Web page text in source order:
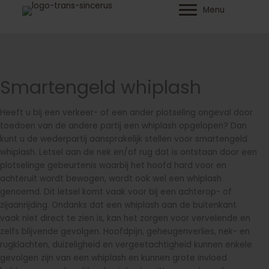
Menu
Smartengeld whiplash
Heeft u bij een verkeer- of een ander plotseling ongeval door
toedoen van de andere partij een whiplash opgelopen? Dan
kunt u de wederpartij aansprakelijk stellen voor smartengeld
whiplash. Letsel aan de nek en/of rug dat is ontstaan door een
plotselinge gebeurtenis waarbij het hoofd hard voor en
achteruit wordt bewogen, wordt ook wel een whiplash
genoemd. Dit letsel komt vaak voor bij een achterop- of
zijaanrijding. Ondanks dat een whiplash aan de buitenkant
vaak niet direct te zien is, kan het zorgen voor vervelende en
zelfs blijvende gevolgen. Hoofdpijn, geheugenverlies, nek- en
rugklachten, duizeligheid en vergeetachtigheid kunnen enkele
gevolgen zijn van een whiplash en kunnen grote invloed